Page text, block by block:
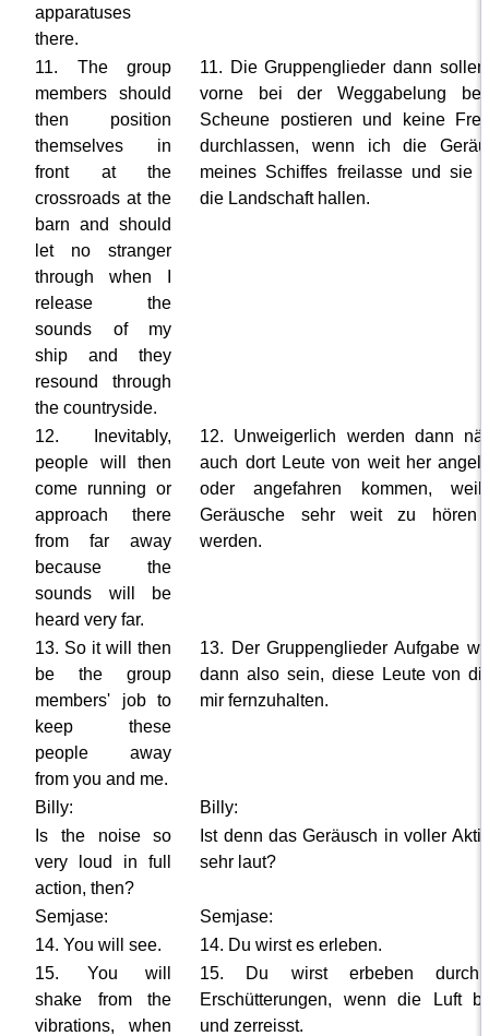
apparatuses
there.
11. The group
members should
then position
themselves in
front at the
crossroads at the
barn and should
let no stranger
through when I
release the
sounds of my
ship and they
resound through
the countryside.
11. Die Gruppenglieder dann
vorne bei der Weggabelung
Scheune postieren und keine
durchlassen, wenn ich die
meines Schiffes freilasse und sie
die Landschaft hallen.
12. Inevitably,
people will then
come running or
approach there
from far away
because the
sounds will be
heard very far.
12. Unweigerlich werden dann
auch dort Leute von weit her
oder angefahren kommen,
Geräusche sehr weit zu hören
werden.
13. So it will then
be the group
members' job to
keep these
people away
from you and me.
13. Der Gruppenglieder Aufgabe
dann also sein, diese Leute von
mir fernzuhalten.
Billy:
Billy:
Is the noise so
very loud in full
action, then?
Ist denn das Geräusch in voller
sehr laut?
Semjase:
Semjase:
14. You will see.
14. Du wirst es erleben.
15. You will
shake from the
vibrations, when
15. Du wirst erbeben
Erschütterungen, wenn die Luft
und zerreisst.